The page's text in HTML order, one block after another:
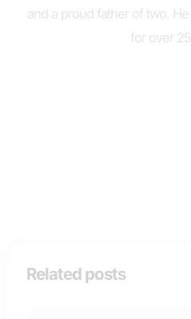
and a proud father of two.
for over
Related posts